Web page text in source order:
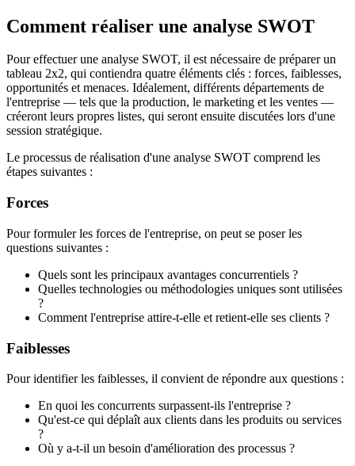
Comment réaliser une analyse SWOT
Pour effectuer une analyse SWOT, il est nécessaire de préparer un
tableau 2x2, qui contiendra quatre éléments clés : forces, faiblesses,
opportunités et menaces. Idéalement, différents départements de
l'entreprise — tels que la production, le marketing et les ventes —
créeront leurs propres listes, qui seront ensuite discutées lors d'une
session stratégique.
Le processus de réalisation d'une analyse SWOT comprend les
étapes suivantes :
Forces
Pour formuler les forces de l'entreprise, on peut se poser les
questions suivantes :
Quels sont les principaux avantages concurrentiels ?
Quelles technologies ou méthodologies uniques sont utilisées
?
Comment l'entreprise attire-t-elle et retient-elle ses clients ?
Faiblesses
Pour identifier les faiblesses, il convient de répondre aux questions :
En quoi les concurrents surpassent-ils l'entreprise ?
Qu'est-ce qui déplaît aux clients dans les produits ou services
?
Où y a-t-il un besoin d'amélioration des processus ?